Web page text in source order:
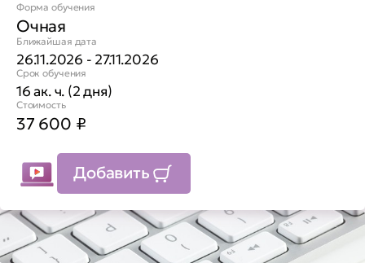
Форма обучения
Очная
Ближайшая дата
26.11.2026 - 27.11.2026
Срок обучения
16 ак. ч. (2 дня)
Стоимость
37 600 ₽
Добавить